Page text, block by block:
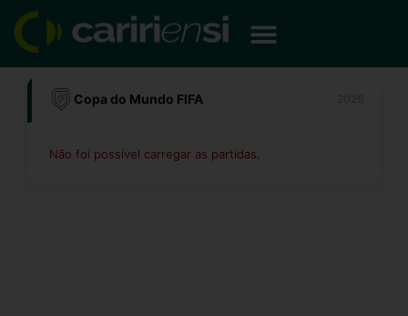
para
conteúdo
Copa do Mundo FIFA
Não foi possível carregar as partidas.